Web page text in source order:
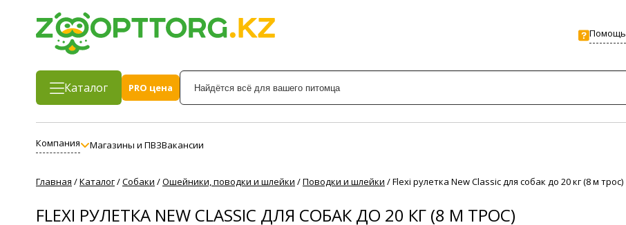
Помощь
Каталог
PRO цена
Компания Магазины и ПВЗВакансии
Главная /Каталог/Собаки /Ошейники, поводки и шлейки /Поводки и шлейки /Flexi рулетка New Classic для собак до 20 кг (8 м трос)
FLEXI РУЛЕТКА NEW CLASSIC ДЛЯ СОБАК ДО 20 КГ (8 М ТРОС)